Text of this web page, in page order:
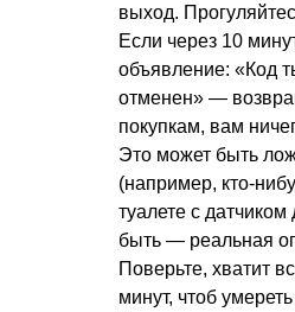
выход.
Если через 10
объявление: «Код
отменен» —
покупкам, вам
Это может быть
(например, кто-
туалете с
быть — реальная
Поверьте, хватит
минут, чтоб